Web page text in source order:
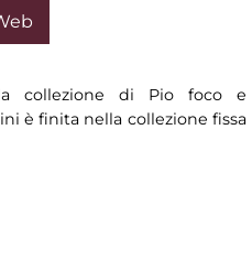
collezione di Pio foco e
è finita nella collezione fissa